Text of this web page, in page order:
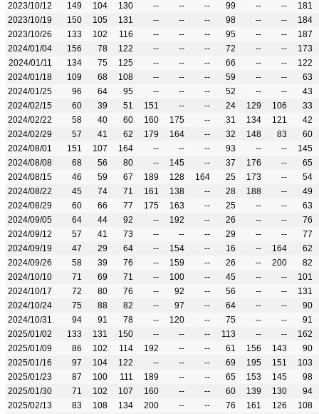
2023/10/12
149 104 130 -- -- -- 99 -- --
181
2023/10/19
150 105 131 -- -- -- 98 -- --
184
2023/10/26
133 102 116 -- -- -- 95 -- --
187
2024/01/04
156 78 122 -- -- -- 72 -- --
173
2024/01/11
134 75 125 -- -- -- 66 -- --
122
2024/01/18
109 68 108 -- -- -- 59 -- --
63
2024/01/25
96 64 95 -- -- -- 52 -- --
43
2024/02/15
60 39 51 151 -- -- 24 129 106
33
2024/02/22
58 40 60 160 175 -- 31 134 121
42
2024/02/29
57 41 62 179 164 -- 32 148 83
60
2024/08/01
151 107 164 -- -- -- 93 -- --
145
2024/08/08
68 56 80 -- 145 -- 37 176 --
65
2024/08/15
46 59 67 189 128 164 25 173 --
54
2024/08/22
45 74 71 161 138 -- 28 188 --
49
2024/08/29
60 66 77 175 163 -- 25 -- --
63
2024/09/05
64 44 92 -- 192 -- 26 -- --
76
2024/09/12
57 41 73 -- -- -- 29 -- --
77
2024/09/19
47 29 64 -- 154 -- 16 -- 164
62
2024/09/26
58 39 76 -- 159 -- 26 -- 200
82
2024/10/10
71 69 71 -- 100 -- 45 -- --
101
2024/10/17
72 80 76 -- 92 -- 56 -- --
131
2024/10/24
75 88 82 -- 97 -- 64 -- --
90
2024/10/31
94 91 78 -- 120 -- 75 -- --
91
2025/01/02
133 131 150 -- -- -- 113 -- --
162
2025/01/09
86 102 114 192 -- -- 61 156 143
90
2025/01/16
97 104 122 -- -- -- 69 195 151
103
2025/01/23
87 100 111 189 -- -- 65 153 145
98
2025/01/30
71 102 107 160 -- -- 60 139 130
94
2025/02/13
83 108 134 200 -- -- 76 161 126
108